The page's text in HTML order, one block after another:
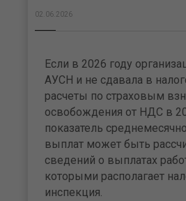
02.06.2026
Если в 2026 году
АУСН и не сдавала в
расчеты по страховым
освобождения от НДС в
показатель
выплат может быть
сведений о выплатах
которыми располагает
инспекция.